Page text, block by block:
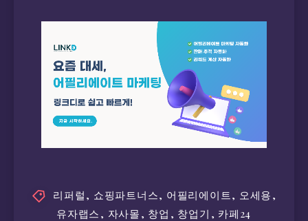
리퍼럴 , 쇼핑파트너스, 어필리에이트 , 오세용 ,
유자랩스 , 자사몰 , 창업 , 창업기 , 카페24